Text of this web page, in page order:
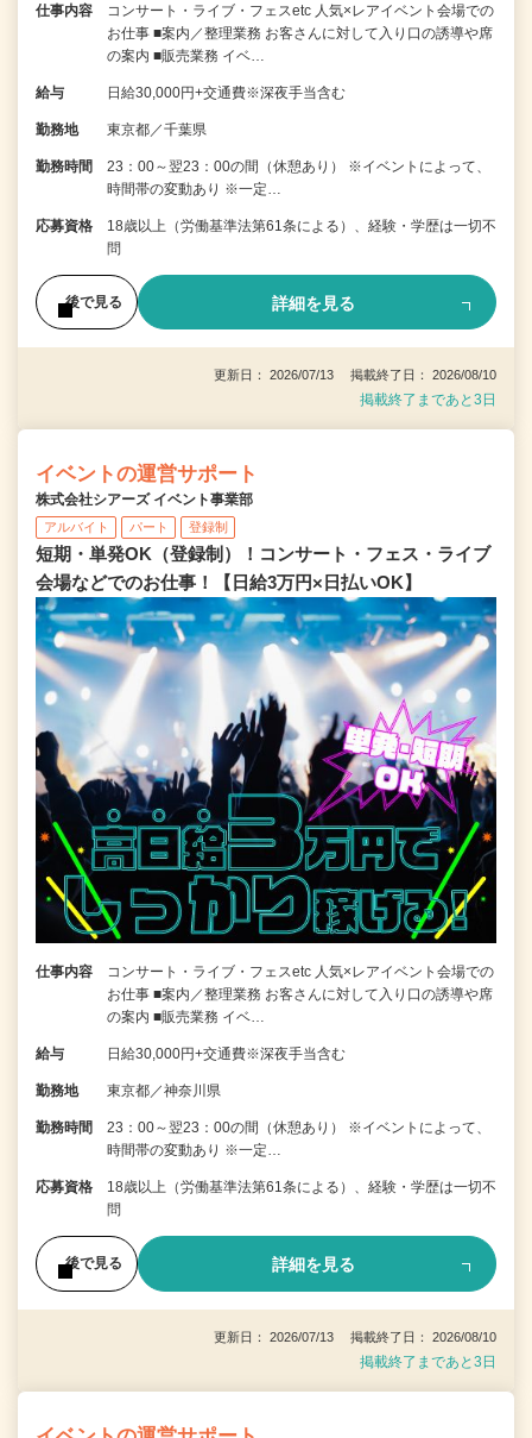
仕事内容
コンサート・ライブ・フェスetc 人気×レアイベント会場での
お仕事 ■案内／整理業務 お客さんに対して入り口の誘導や席
の案内 ■販売業務 イベ…
給与 日給30,000円+交通費※深夜手当含む
勤務地 東京都／千葉県
勤務時間
23：00～翌23：00の間（休憩あり） ※イベントによって、
時間帯の変動あり ※一定…
応募資格
18歳以上（労働基準法第61条による）、経験・学歴は一切不
問
後で見る 詳細を見る
更新日： 2026/07/13 掲載終了日： 2026/08/10
掲載終了まであと3日
イベントの運営サポート
株式会社シアーズ イベント事業部
アルバイト パート 登録制
短期・単発OK（登録制）！コンサート・フェス・ライブ
会場などでのお仕事！【日給3万円×日払いOK】
仕事内容
コンサート・ライブ・フェスetc 人気×レアイベント会場での
お仕事 ■案内／整理業務 お客さんに対して入り口の誘導や席
の案内 ■販売業務 イベ…
給与 日給30,000円+交通費※深夜手当含む
勤務地 東京都／神奈川県
勤務時間
23：00～翌23：00の間（休憩あり） ※イベントによって、
時間帯の変動あり ※一定…
応募資格
18歳以上（労働基準法第61条による）、経験・学歴は一切不
問
後で見る 詳細を見る
更新日： 2026/07/13 掲載終了日： 2026/08/10
掲載終了まであと3日